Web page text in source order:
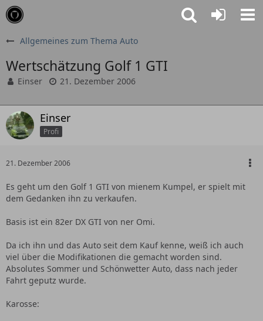
Allgemeines zum Thema Auto
Wertschätzung Golf 1 GTI
Einser 21. Dezember 2006
Einser
Profi
21. Dezember 2006
Es geht um den Golf 1 GTI von mienem Kumpel, er spielt mit
dem Gedanken ihn zu verkaufen.
Basis ist ein 82er DX GTI von ner Omi.
Da ich ihn und das Auto seit dem Kauf kenne, weiß ich auch
viel über die Modifikationen die gemacht worden sind.
Absolutes Sommer und Schönwetter Auto, dass nach jeder
Fahrt geputz wurde.
Karosse: